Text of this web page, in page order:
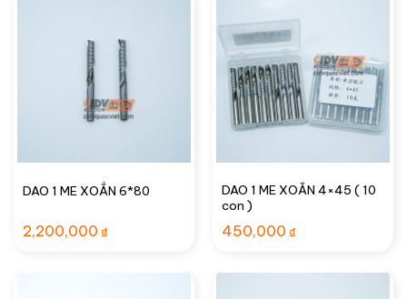
DAO 1 ME XOẮN 6*80
2,200,000 ₫
DAO 1 ME XOẮN 4×45 ( 10
con )
450,000 ₫